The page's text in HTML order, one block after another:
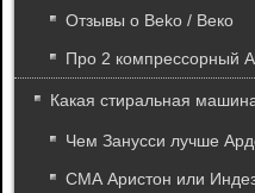
Отзывы о Beko / Веко
Про 2 компрессорный
Какая стиральная
Чем Занусси лучше
СМА Аристон или